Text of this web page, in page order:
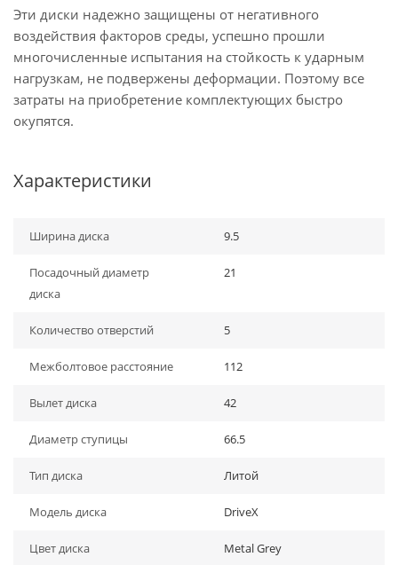
Эти диски надежно защищены от негативного
воздействия факторов среды, успешно прошли
многочисленные испытания на стойкость к ударным
нагрузкам, не подвержены деформации. Поэтому все
затраты на приобретение комплектующих быстро
окупятся.
Характеристики
Ширина диска 9.5
Посадочный диаметр
диска
21
Количество отверстий 5
Межболтовое расстояние 112
Вылет диска 42
Диаметр ступицы 66.5
Тип диска Литой
Модель диска DriveX
Цвет диска Metal Grey